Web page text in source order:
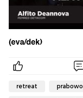
(eva/dek)
retreat prabowo